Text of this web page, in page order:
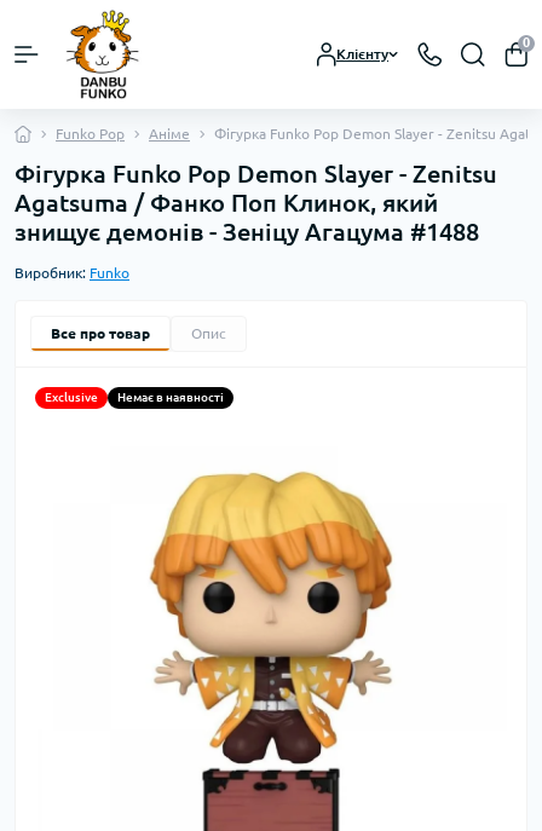
Клієнту
0
Funko Pop Аніме Фігурка Funko Pop Demon Slayer - Zenitsu
Фігурка Funko Pop Demon Slayer - Zenitsu
Agatsuma / Фанко Поп Клинок, який
знищує демонів - Зеніцу Агацума #1488
Виробник: Funko
Все про товар Опис
Exclusive Немає в наявності